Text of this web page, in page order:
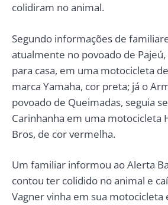
colidiram no animal.
Segundo informações de
atualmente no povoado de Pajeú,
para casa, em uma motocicleta
marca Yamaha, cor preta; já o
povoado de Queimadas, seguia
Carinhanha em uma motocicleta
Bros, de cor vermelha.
Um familiar informou ao Alerta
contou ter colidido no animal e
Vagner vinha em sua